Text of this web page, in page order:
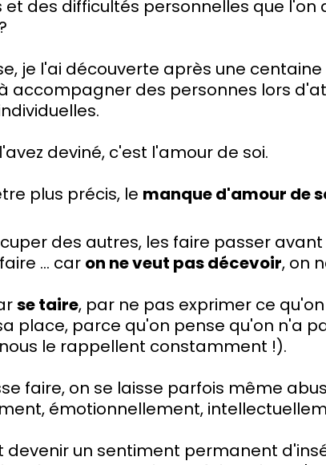
et des difficultés personnelles que l'on
je l'ai découverte après une
accompagner des personnes lors
deviné, c'est l'amour de soi.
plus précis, le manque d'amour de
des autres, les faire passer
... car on ne veut pas décevoir, on
se taire, par ne pas exprimer ce
place, parce qu'on pense qu'on n'a
le rappellent constamment !).
faire, on se laisse parfois même
émotionnellement,
devenir un sentiment permanent